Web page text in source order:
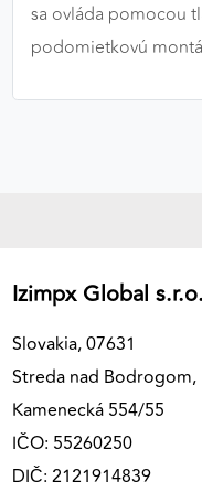
sa ovláda pomocou
podomietkovú
Izimpx Global s.r.o.
Slovakia, 07631
Streda nad Bodrogom,
Kamenecká 554/55
IČO: 55260250
DIČ: 2121914839